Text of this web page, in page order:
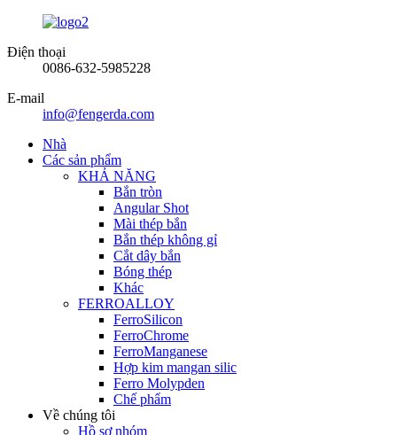
Điện thoại
0086-632-5985228
E-mail
info@fengerda.com
Nhà
Các sản phẩm
KHẢ NĂNG
Bắn tròn
Angular Shot
Mài thép bắn
Bắn thép không gỉ
Cắt dây bắn
Bóng thép
Khác
FERROALLOY
FerroSilicon
FerroChrome
FerroManganese
Hợp kim mangan silic
Ferro Molypden
Chế phẩm
Về chúng tôi
Hồ sơ nhóm